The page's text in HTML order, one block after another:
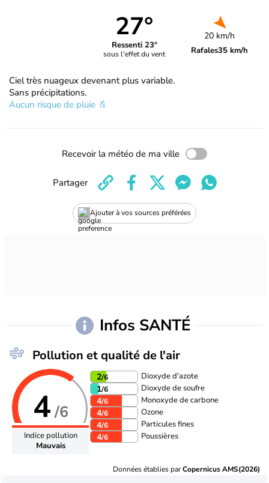
27°
Ressenti 23°
sous l'effet du vent
20 km/h
Rafales35 km/h
Ciel très nuageux devenant plus variable.
Sans précipitations.
Aucun risque de pluie
Recevoir la météo de ma ville
Ajouter à vos sources préférées
Partager
Infos SANTÉ
Pollution et qualité de l'air
4/6
Indice pollution
Mauvais
2/6 Dioxyde d'azote
1/6 Dioxyde de soufre
4/6 Monoxyde de carbone
4/6 Ozone
4/6 Particules fines
4/6 Poussières
Données établies parCopernicus AMS(2026)